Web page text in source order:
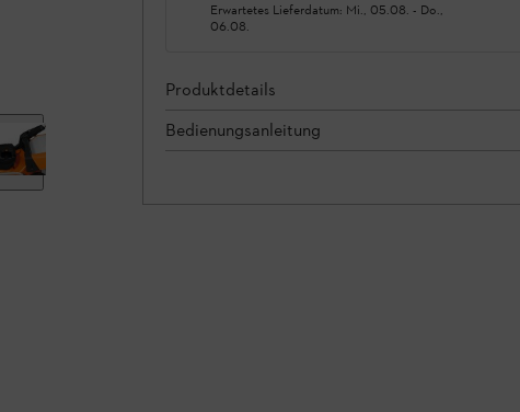
Erwartetes Lieferdatum: Mi., 05.08. - Do.,
06.08.
Produktdetails
Bedienungsanleitung